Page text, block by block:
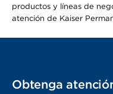
productos y líneas de
atención de Kaiser
Obtenga